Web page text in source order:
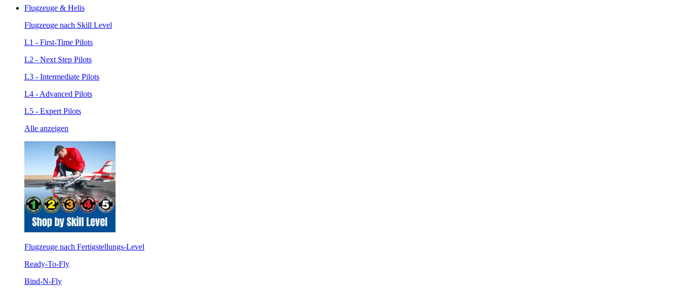
Flugzeuge & Helis
Flugzeuge nach Skill Level
L1 - First-Time Pilots
L2 - Next Step Pilots
L3 - Intermediate Pilots
L4 - Advanced Pilots
L5 - Expert Pilots
Alle anzeigen
Flugzeuge nach Fertigstellungs-Level
Ready-To-Fly
Bind-N-Fly